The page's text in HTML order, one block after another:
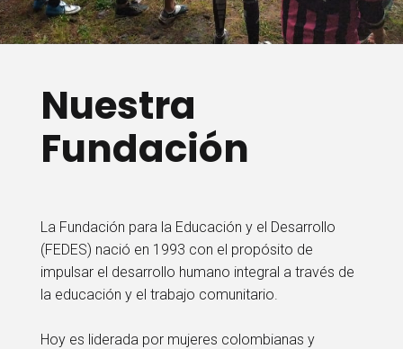
Nuestra
Fundación
La Fundación para la Educación y el Desarrollo
(FEDES) nació en 1993 con el propósito de
impulsar el desarrollo humano integral a través de
la educación y el trabajo comunitario.
Hoy es liderada por mujeres colombianas y